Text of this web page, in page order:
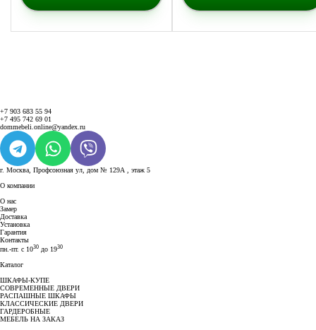
+7 903 683 55 94
+7 495 742 69 01
dommebeli.online@yandex.ru
г. Москва, Профсоюзная ул, дом № 129А , этаж 5
О компании
О нас
Замер
Доставка
Установка
Гарантия
Контакты
пн.-пт. с 1030 до 1930
Каталог
ШКАФЫ-КУПЕ
СОВРЕМЕННЫЕ ДВЕРИ
РАСПАШНЫЕ ШКАФЫ
КЛАССИЧЕСКИЕ ДВЕРИ
ГАРДЕРОБНЫЕ
МЕБЕЛЬ НА ЗАКАЗ